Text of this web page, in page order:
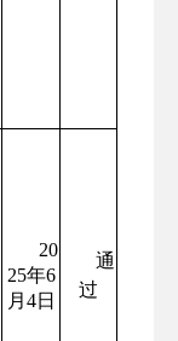
20
25年6
月4日
通
过